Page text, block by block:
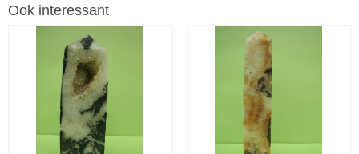
Ook interessant